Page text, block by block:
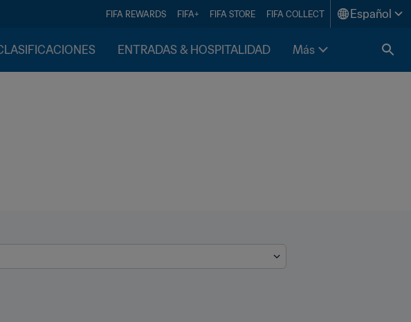
FIFA REWARDS FIFA+ FIFA STORE FIFA COLLECT Español
ENTRADAS & HOSPITALIDAD Más